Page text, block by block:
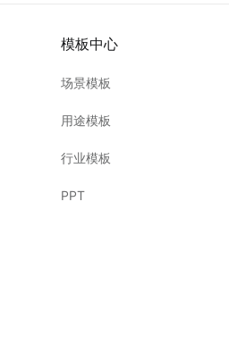
模板中心
场景模板
用途模板
行业模板
PPT